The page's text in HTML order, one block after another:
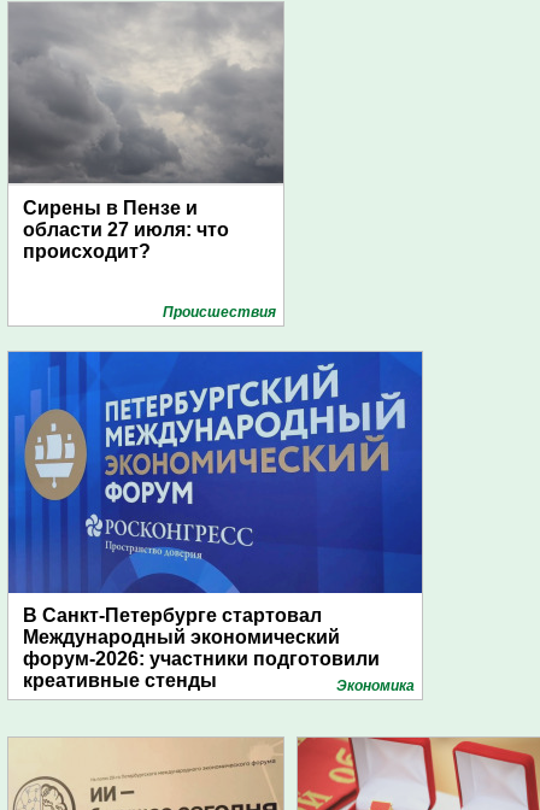
Сирены в Пензе и
области 27 июля: что
происходит?
Проиcшествия
В Санкт-Петербурге стартовал
Международный экономический
форум-2026: участники подготовили
креативные стенды
Экономика